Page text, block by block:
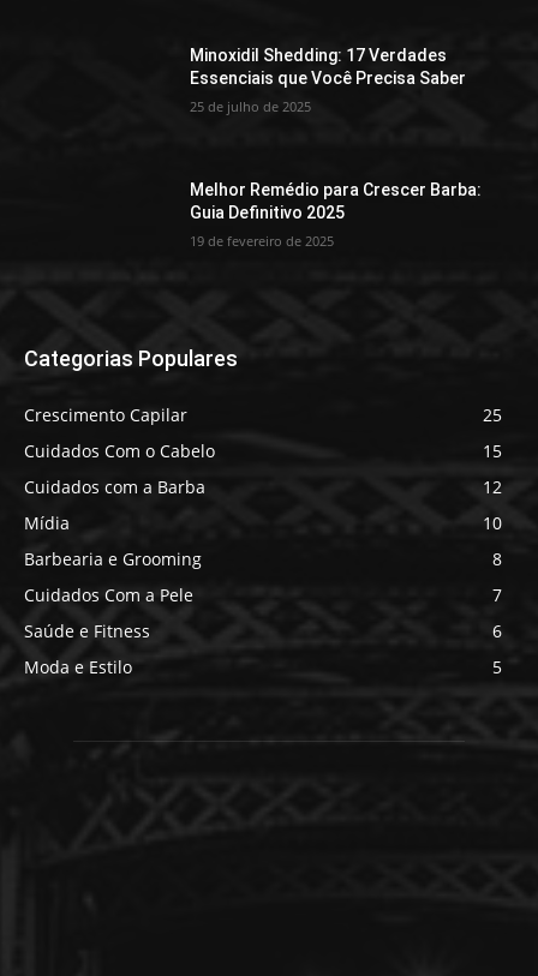
Minoxidil Shedding: 17 Verdades
Essenciais que Você Precisa Saber
25 de julho de 2025
Melhor Remédio para Crescer Barba:
Guia Definitivo 2025
19 de fevereiro de 2025
Categorias Populares
Crescimento Capilar
25
Cuidados Com o Cabelo
15
Cuidados com a Barba
12
Mídia
10
Barbearia e Grooming
8
Cuidados Com a Pele
7
Saúde e Fitness
6
Moda e Estilo
5